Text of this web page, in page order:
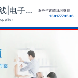
RFID读写器|手持终端|天线|电子标签供应商
服务咨询直线同微信：
13817779536